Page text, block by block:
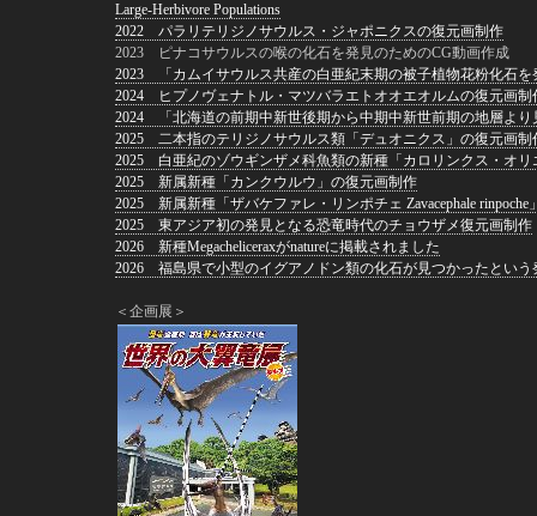
Large-Herbivore Populations
2022 パラリテリジノサウルス・ジャポニクスの復元画制作
2023 ピナコサウルスの喉の化石を発見のためのCG動画作成
2023 「カムイサウルス共産の白亜紀末期の被子植物花粉化石を
2024 ヒプノヴェナトル・マツバラエトオオエオルムの復元画制
2024 「北海道の前期中新世後期から中期中新世前期の地層よ
2025 二本指のテリジノサウルス類「デュオニクス」の復元画制
2025 白亜紀のゾウギンザメ科魚類の新種「カロリンクス・オリ
2025 新属新種「カンクウルウ」の復元画制作
2025 新属新種「ザバケファレ・リンポチェ Zavacephale rinpoche
2025 東アジア初の発見となる恐竜時代のチョウザメ復元画制作
2026 新種Megacheliceraxがnatureに掲載されました
2026 福島県で小型のイグアノドン類の化石が見つかったという
＜企画展＞